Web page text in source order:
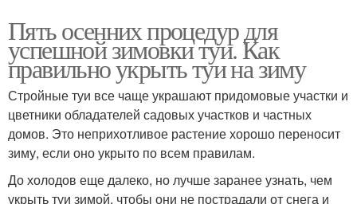
Пять осенних процедур для
успешной зимовки туи. Как
правильно укрыть туи на зиму
Стройные туи все чаще украшают придомовые участки и
цветники обладателей садовых участков и частных
домов. Это неприхотливое растение хорошо переносит
зиму, если оно укрыто по всем правилам.
До холодов еще далеко, но лучше заранее узнать, чем
укрыть туи зимой, чтобы они не пострадали от снега и